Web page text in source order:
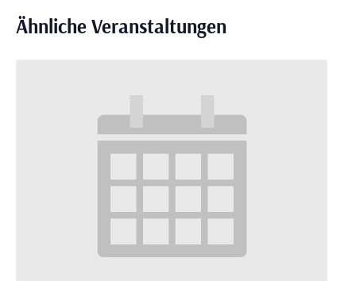
Ähnliche Veranstaltungen